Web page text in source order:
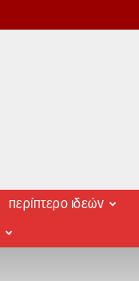
περίπτερο ιδεών